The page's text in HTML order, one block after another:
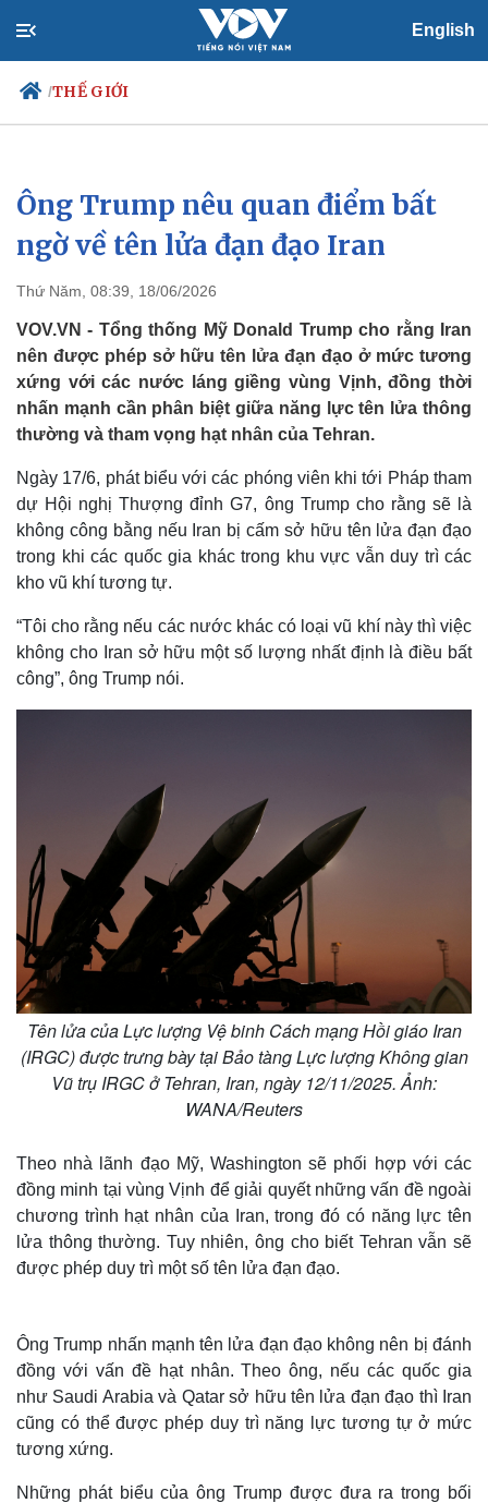
English
/THẾ GIỚI
Chính trị
Đảng
Tổ chức nhân sự
Nhận diện sự thật
Xã hội
Tin 24h
Dự báo thời tiết
Việc làm
Biển đảo
Ông Trump nêu quan điểm bất
ngờ về tên lửa đạn đạo Iran
Thứ Năm, 08:39, 18/06/2026
VOV.VN - Tổng thống Mỹ Donald Trump cho rằng Iran
nên được phép sở hữu tên lửa đạn đạo ở mức tương
xứng với các nước láng giềng vùng Vịnh, đồng thời
nhấn mạnh cần phân biệt giữa năng lực tên lửa thông
thường và tham vọng hạt nhân của Tehran.
Ngày 17/6, phát biểu với các phóng viên khi tới Pháp tham
dự Hội nghị Thượng đỉnh G7, ông Trump cho rằng sẽ là
không công bằng nếu Iran bị cấm sở hữu tên lửa đạn đạo
trong khi các quốc gia khác trong khu vực vẫn duy trì các
kho vũ khí tương tự.
“Tôi cho rằng nếu các nước khác có loại vũ khí này thì việc
không cho Iran sở hữu một số lượng nhất định là điều bất
công”, ông Trump nói.
Tên lửa của Lực lượng Vệ binh Cách mạng Hồi giáo Iran
(IRGC) được trưng bày tại Bảo tàng Lực lượng Không gian
Vũ trụ IRGC ở Tehran, Iran, ngày 12/11/2025. Ảnh:
WANA/Reuters
Theo nhà lãnh đạo Mỹ, Washington sẽ phối hợp với các
đồng minh tại vùng Vịnh để giải quyết những vấn đề ngoài
chương trình hạt nhân của Iran, trong đó có năng lực tên
lửa thông thường. Tuy nhiên, ông cho biết Tehran vẫn sẽ
được phép duy trì một số tên lửa đạn đạo.
Ông Trump nhấn mạnh tên lửa đạn đạo không nên bị đánh
đồng với vấn đề hạt nhân. Theo ông, nếu các quốc gia
như Saudi Arabia và Qatar sở hữu tên lửa đạn đạo thì Iran
cũng có thể được phép duy trì năng lực tương tự ở mức
tương xứng.
Những phát biểu của ông Trump được đưa ra trong bối